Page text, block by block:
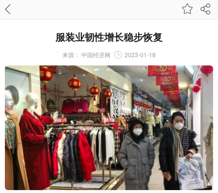
服装业韧性增长稳步恢复
来源： 中国经济网 2023-01-18